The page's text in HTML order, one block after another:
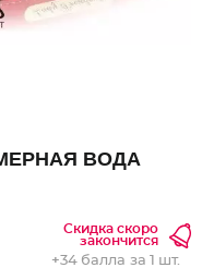
ВОДА
Скидка скоро
закончится
+34 балла за 1 шт.